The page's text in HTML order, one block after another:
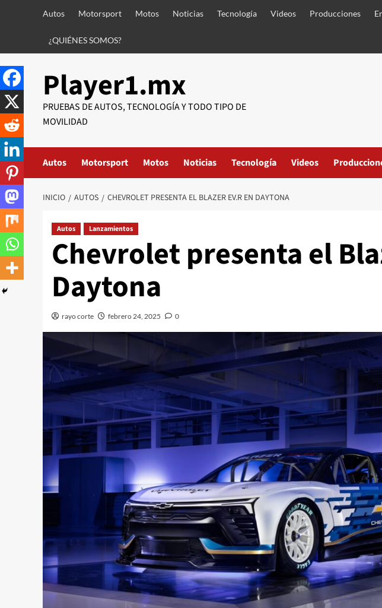
Autos Motorsport Motos Noticias Tecnología Videos Producciones
¿QUIÉNES SOMOS?
Player1.mx
PRUEBAS DE AUTOS, TECNOLOGÍA Y TODO TIPO DE
MOVILIDAD
Autos Motorsport Motos Noticias Tecnología Videos
INICIO AUTOS CHEVROLET PRESENTA EL BLAZER EV.R EN DAYTONA
Autos Lanzamientos
Chevrolet presenta el
Daytona
rayo corte febrero 24, 2025 0